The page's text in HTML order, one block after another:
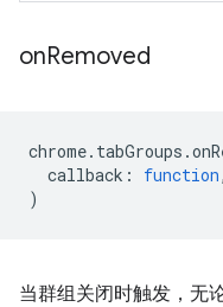
onRemoved
chrome. tabGroups .
callback : function,
)
当群组关闭时触发，无